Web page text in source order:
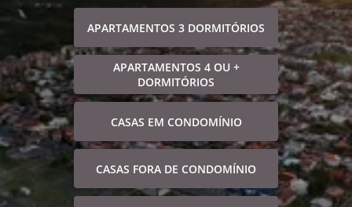
APARTAMENTOS 3 DORMITÓRIOS
APARTAMENTOS 4 OU +
DORMITÓRIOS
CASAS EM CONDOMÍNIO
CASAS FORA DE CONDOMÍNIO